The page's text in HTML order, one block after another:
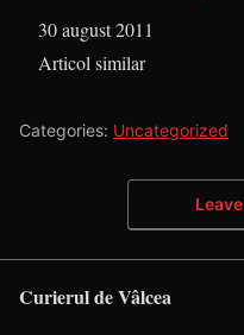
Dată
30 august 2011
În legătură cu
Articol similar
Categories: Uncategorized
Curierul de Vâlcea